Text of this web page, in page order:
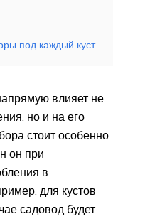
под каждый куст
влияет не
но и на его
стоит особенно
он при
в
для кустов
садовод будет